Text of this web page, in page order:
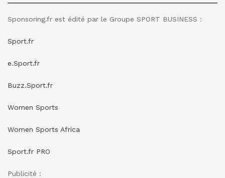
Sponsoring.fr est édité par le Groupe SPORT BUSINESS :
Sport.fr
e.Sport.fr
Buzz.Sport.fr
Women Sports
Women Sports Africa
Sport.fr PRO
Publicité :